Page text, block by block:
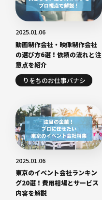
2025.01.06
動画制作会社・映像制作会社
の選び方6選！依頼の流れと注
意点を紹介
りをちのお仕事バナシ
2025.01.06
東京のイベント会社ランキン
グ20選！費用相場とサービス
内容を解説